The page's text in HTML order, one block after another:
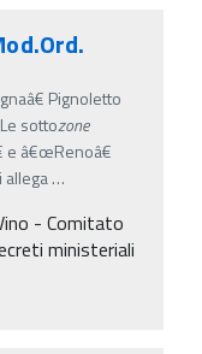
Pignoletto
sottozone
e â€œRenoâ€
…
- Comitato
ministeriali